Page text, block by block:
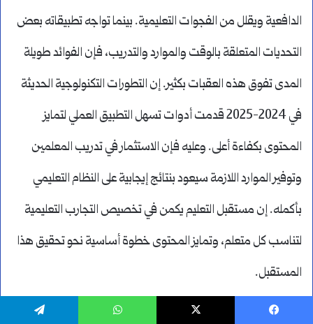
الدافعية ويقلل من الفجوات التعليمية. بينما تواجه تطبيقاته بعض
التحديات المتعلقة بالوقت والموارد والتدريب، فإن الفوائد طويلة
المدى تفوق هذه العقبات بكثير. إن التطورات التكنولوجية الحديثة
في 2024-2025 قدمت أدوات تسهل التطبيق العملي لتمايز
المحتوى بكفاءة أعلى. وعليه فإن الاستثمار في تدريب المعلمين
وتوفير الموارد اللازمة سيعود بنتائج إيجابية على النظام التعليمي
بأكمله. إن مستقبل التعليم يكمن في تخصيص التجارب التعليمية
لتناسب كل متعلم، وتمايز المحتوى خطوة أساسية نحو تحقيق هذا
المستقبل.